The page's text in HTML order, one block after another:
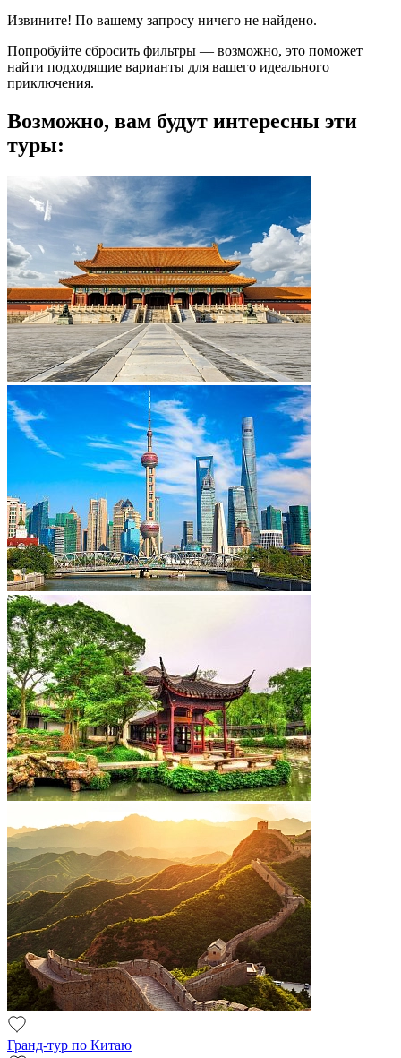
Извините! По вашему запросу ничего не найдено.
Попробуйте сбросить фильтры — возможно, это поможет
найти подходящие варианты для вашего идеального
приключения.
Возможно, вам будут интересны эти
туры:
Гранд-тур по Китаю